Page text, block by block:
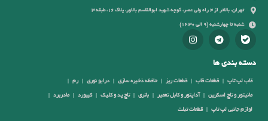
تهران، بالاتر از 4 راه ولی عصر، کوچه شهید ابوالقاسم بالاور، پلاک 16، طبقه 3
شنبه تا چهارشنبه (9 الی 16:30)
دسته بندی ها
قاب لپ تاپ قطعات قاب قطعات ریز حافظه ذخیره سازی درایو نوری رم
مانیتور و تاچ اسکرین آداپتور و کابل تعمیر باتری تاچ پد و کلیک کیبورد مادربرد
لوازم جانبی لپ تاپ قطعات تبلت